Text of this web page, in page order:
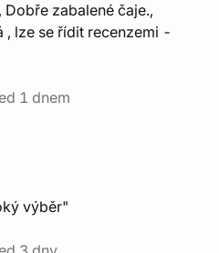
zabalené čaje.,
, lze se řídit recenzemi -
1 dnem
výběr"